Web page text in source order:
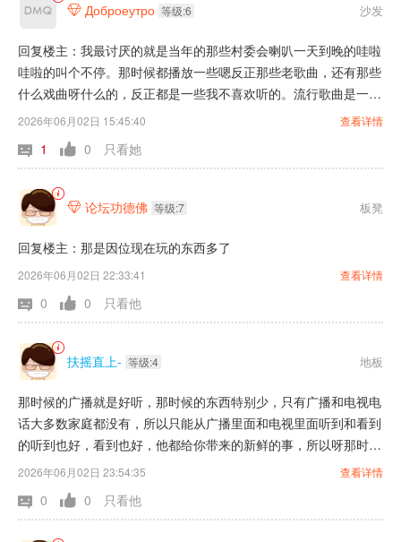
 Доброеутро 等级:6 沙发
回复楼主：我最讨厌的就是当年的那些村委会喇叭一天到晚的哇啦
哇啦的叫个不停。那时候都播放一些嗯反正那些老歌曲，还有那些
什么戏曲呀什么的，反正都是一些我不喜欢听的。流行歌曲是一首
也不放。
2026年06月02日 15:45:40 查看详情
1 0 只看她
 论坛功德佛 等级:7 板凳
回复楼主：那是因位现在玩的东西多了
2026年06月02日 22:33:41 查看详情
0 0 只看他
扶摇直上- 等级:4 地板
那时候的广播就是好听，那时候的东西特别少，只有广播和电视电
话大多数家庭都没有，所以只能从广播里面和电视里面听到和看到
的听到也好，看到也好，他都给你带来的新鲜的事，所以呀那时候
的什么广播和电视放出来的内容都很精彩那时候的演绎不像现在都
唱歌可真好听，现在这歌这是只要会唱一点点，他能通过修音把那
2026年06月02日 23:54:35 查看详情
0 0 只看他